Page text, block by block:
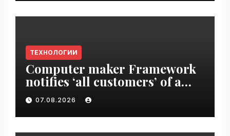
ТЕХНОЛОГИИ
Computer maker Framework
notifies ‘all customers’ of a
data breach | VseTime.ru
07.08.2026